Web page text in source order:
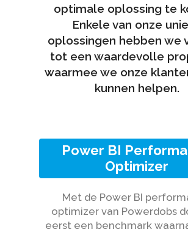
optimale oplossing te
Enkele van onze
oplossingen hebben we
tot een waardevolle
waarmee we onze
kunnen helpen.
Power BI
Optimizer
Met de Power BI
optimizer van Powerdobs
eerst een benchmark